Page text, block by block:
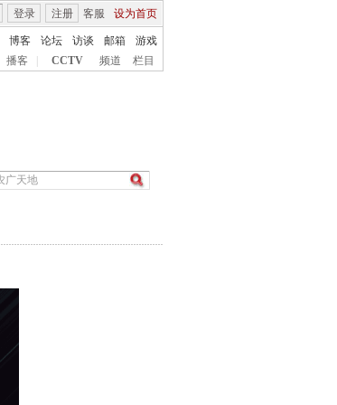
客服 设为首页
登录 注册
博客 论坛 访谈 邮箱
游戏
播客 CCTV 频道 栏目